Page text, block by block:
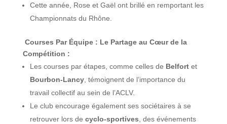
Cette année, Rose et Gaël ont brillé en remportant les
Championnats du Rhône.
Courses Par Équipe : Le Partage au Cœur de la
Compétition :
Les courses par étapes, comme celles de Belfortet
Bourbon-Lancy, témoignent de l’importance du
travail collectif au sein de l’ACLV.
Le club encourage également ses sociétaires à se
retrouver lors de cyclo-sportives, des événements